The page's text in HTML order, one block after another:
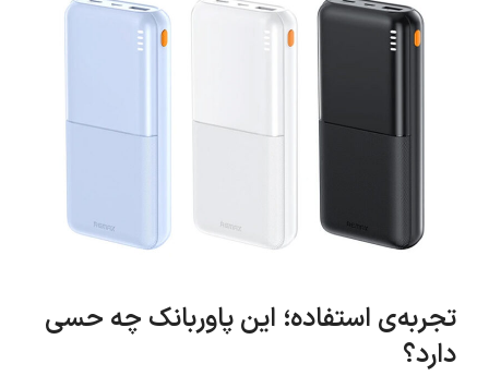
تجربه‌ی استفاده؛ این پاوربانک چه حسی
دارد؟